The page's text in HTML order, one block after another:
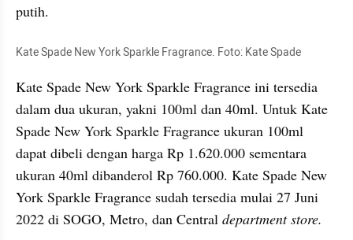
putih.
Kate Spade New York Sparkle Fragrance. Foto: Kate Spade
Kate Spade New York Sparkle Fragrance ini tersedia
dalam dua ukuran, yakni 100ml dan 40ml. Untuk Kate
Spade New York Sparkle Fragrance ukuran 100ml
dapat dibeli dengan harga Rp 1.620.000 sementara
ukuran 40ml dibanderol Rp 760.000. Kate Spade New
York Sparkle Fragrance sudah tersedia mulai 27 Juni
2022 di SOGO, Metro, dan Central department store.